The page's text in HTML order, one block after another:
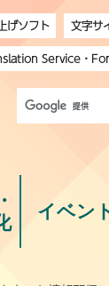
げソフト
文字サ
Service・
イベン